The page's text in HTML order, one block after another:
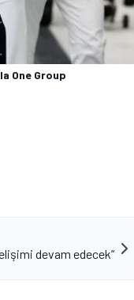
One Group
devam edecek”